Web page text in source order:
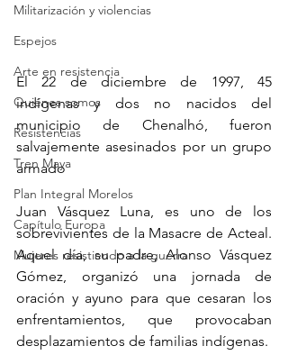
Militarización y violencias
Espejos
Arte en resistencia
Quiénes somos
Resistencias
Tren Maya
Plan Integral Morelos
Capítulo Europa
Mujeres resistiendo a la guerra
El 22 de diciembre de 1997, 45
indígenas y dos no nacidos del
municipio de Chenalhó, fueron
salvajemente asesinados por un grupo
armado
Juan Vásquez Luna, es uno de los
sobrevivientes de la Masacre de Acteal.
Aquel día, su padre, Alonso Vásquez
Gómez, organizó una jornada de
oración y ayuno para que cesaran los
enfrentamientos, que provocaban
desplazamientos de familias indígenas.